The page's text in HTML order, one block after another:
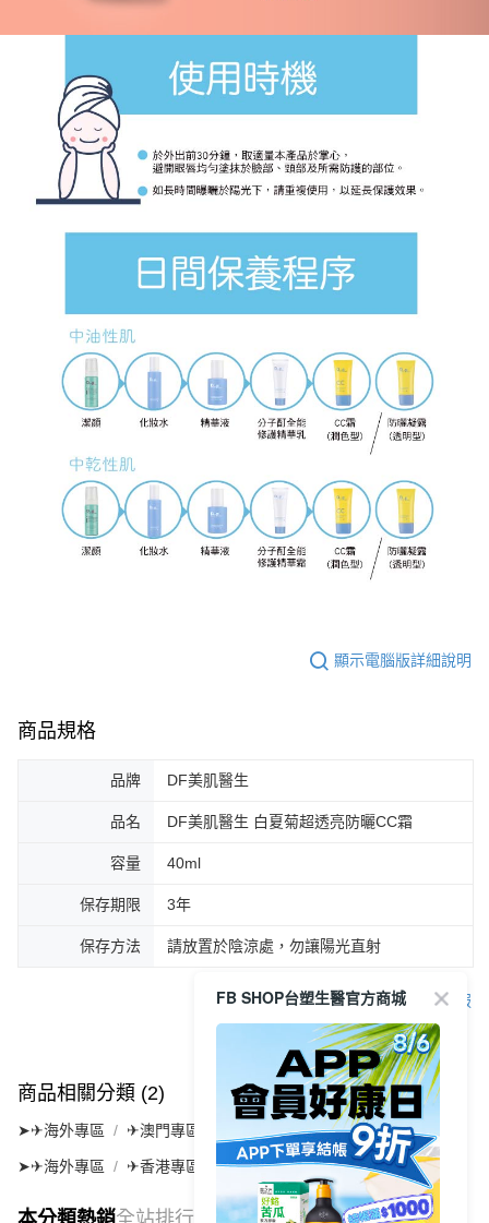
顯示電腦版詳細說明
商品規格
品牌 DF美肌醫生
品名 DF美肌醫生 白夏菊超透亮防曬CC霜
容量 40ml
保存期限 3年
保存方法 請放置於陰涼處，勿讓陽光直射
客服
商品相關分類 (2)
➤✈海外專區 ✈澳門專區✈
➤✈海外專區 ✈香港專區✈
FB SHOP台塑生醫官方商城